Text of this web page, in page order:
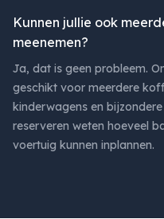
Kunnen jullie ook
meenemen?
Ja, dat is geen probleem.
geschikt voor meerdere
kinderwagens en
reserveren weten hoeveel
voertuig kunnen inplannen.